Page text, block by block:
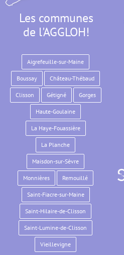
Les communes
de l'AGGLOH!
Aigrefeuille-sur-Maine
Boussay Château-Thébaud
Clisson Gétigné Gorges
Haute-Goulaine
La Haye-Fouassière
La Planche
Maisdon-sur-Sèvre
Monnières Remouillé
Saint-Fiacre-sur-Maine
Saint-Hilaire-de-Clisson
Saint-Lumine-de-Clisson
Vieillevigne